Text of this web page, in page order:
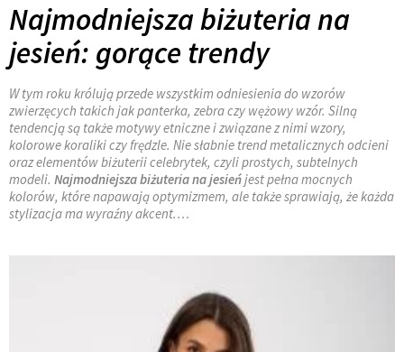
Najmodniejsza biżuteria na
jesień: gorące trendy
W tym roku królują przede wszystkim odniesienia do wzorów
zwierzęcych takich jak panterka, zebra czy wężowy wzór. Silną
tendencją są także motywy etniczne i związane z nimi wzory,
kolorowe koraliki czy frędzle. Nie słabnie trend metalicznych odcieni
oraz elementów biżuterii celebrytek, czyli prostych, subtelnych
modeli. Najmodniejsza biżuteria na jesieńjest pełna mocnych
kolorów, które napawają optymizmem, ale także sprawiają, że każda
stylizacja ma wyraźny akcent.…